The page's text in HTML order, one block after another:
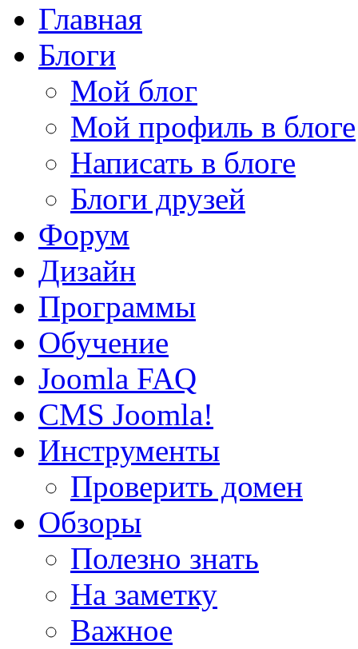
Главная
Блоги
Мой блог
Мой профиль в блоге
Написать в блоге
Блоги друзей
Форум
Дизайн
Программы
Обучение
Joomla FAQ
CMS Joomla!
Инструменты
Проверить домен
Обзоры
Полезно знать
На заметку
Важное